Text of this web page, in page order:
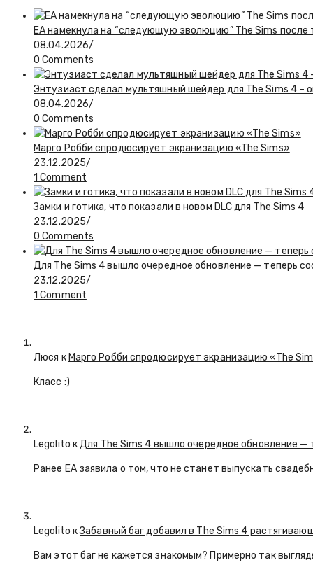
EA намекнула на “следующую эволюцию” The Sims после
08.04.2026/
0 Comments
Энтузиаст сделал мультяшный шейдер для The Sims 4 –
08.04.2026/
0 Comments
Марго Робби спродюсирует экранизацию «The Sims»
23.12.2025/
1 Comment
Замки и готика, что показали в новом DLC для The Sims 4
23.12.2025/
0 Comments
Для The Sims 4 вышло очередное обновление — теперь
23.12.2025/
1 Comment
Люся к Марго Робби спродюсирует экранизацию «The
Класс :)
Legolito кДля The Sims 4 вышло очередное обновление
Ранее EA заявила о том, что не станет выпускать
Legolito кЗабавный баг добавил в The Sims 4
Вам этот баг не кажется знакомым? Примерно так